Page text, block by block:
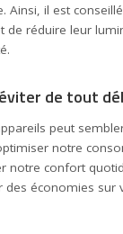
Ainsi, il est
de réduire leur
de tout
peut
notre
notre confort
des économies sur